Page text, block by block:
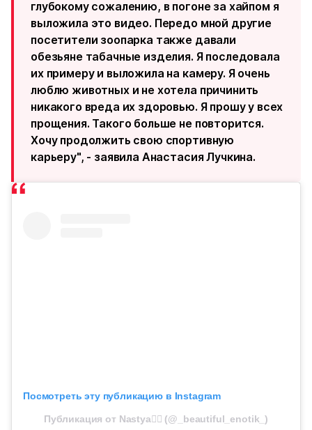
глубокому сожалению, в погоне за хайпом я
выложила это видео. Передо мной другие
посетители зоопарка также давали
обезьяне табачные изделия. Я последовала
их примеру и выложила на камеру. Я очень
люблю животных и не хотела причинить
никакого вреда их здоровью. Я прошу у всех
прощения. Такого больше не повторится.
Хочу продолжить свою спортивную
карьеру", - заявила Анастасия Лучкина.
Посмотреть эту публикацию в Instagram
Публикация от Nastya❤️‍🔥 (@_beautiful_enotik_)